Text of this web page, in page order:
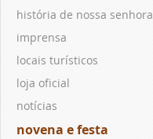
história de nossa senhora
imprensa
locais turísticos
loja oficial
notícias
novena e festa